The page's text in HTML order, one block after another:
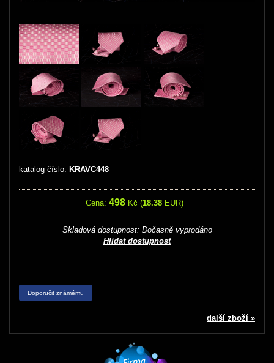
katalog číslo: KRAVC448
Cena: 498 Kč (18.38 EUR)
Skladová dostupnost: Dočasně vyprodáno
Hlídat dostupnost
Doporučit známému
další zboží »